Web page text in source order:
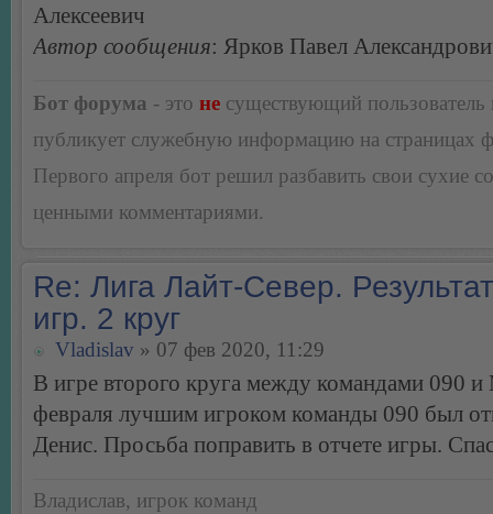
Алексеевич
Автор сообщения: Ярков Павел
Бот форума - это не существующий пользователь
публикует служебную информацию на страницах
Первого апреля бот решил разбавить свои сухие
ценными комментариями.
Re: Лига Лайт-Север.
игр. 2 круг
Vladislav » 07 фев 2020, 11:29
В игре второго круга между командами 090
февраля лучшим игроком команды 090 был
Денис. Просьба поправить в отчете игры.
Владислав, игрок команд